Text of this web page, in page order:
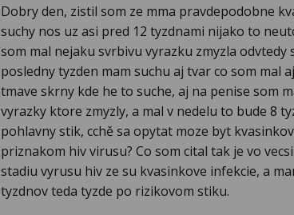
Dobry den, zistil som ze mma pravdepodobne
suchy nos uz asi pred 12 tyzdnami nijako to
som mal nejaku svrbivu vyrazku zmyzla odvtedy
posledny tyzden mam suchu aj tvar co som mal
tmave skrny kde he to suche, aj na penise som
vyrazky ktore zmyzly, a mal v nedelu to bude 8
pohlavny stik, cchě sa opytat moze byt
priznakom hiv virusu? Co som cital tak je vo
stadiu vyrusu hiv ze su kvasinkove infekcie, a
tyzdnov teda tyzde po rizikovom stiku.